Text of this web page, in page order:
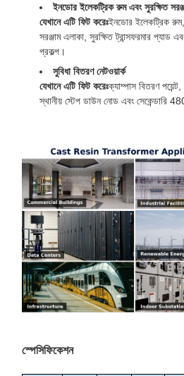
ইনডোর ইলেকট্রিক রুম এবং সুরক্ষিত
যেখানে এটি ফিট করেঃইনডোর ইলেকট্রিক রুম,
সরঞ্জাম এলাকা, সুরক্ষিত ট্রান্সফরমার প্যাড
প্রকল্প।
সুবিধা বিতরণ নেটওয়ার্ক
যেখানে এটি ফিট করেঃক্যাম্পাস বিতরণ পয়েন্ট,
স্থানীয় স্টেপ ডাউন নোড এবং সেকেন্ডারি
স্পেসিফিকেশন